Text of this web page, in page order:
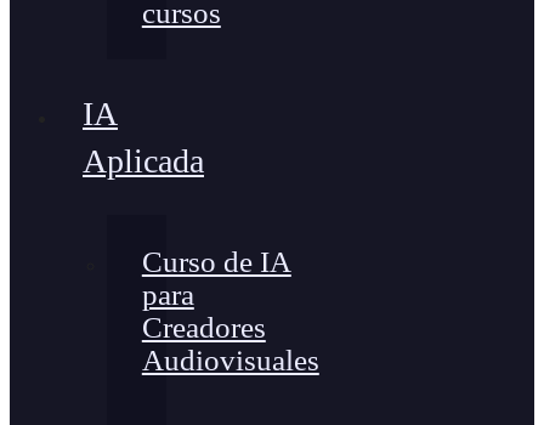
cursos
IA
Aplicada
Curso de IA
para
Creadores
Audiovisuales